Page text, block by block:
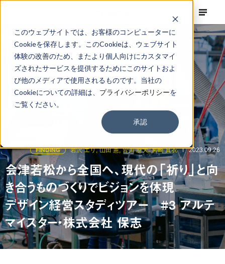
このウェブサイトでは、お客様のコンピューターに
Cookieを保存します。このCookieは、ウェブサイト
体験の改善のため、またより個人向けにカスタマイ
ズされたサービスを提供するためにこのサイトおよ
び他のメディアで使用されるものです。当社の
Cookieについての詳細は、 プライバシーポリシーを
ご覧ください。
承認
FINDING 岩沢 エリ, 山田 憲, 皆川 凌大, 宮崎 真衣 2023.09.26
会津若松から全国へ、現代の「祈り」と向
き合うものづくりでビジョンを体現
デザイン経営スタディツアー #3 アルテ
マイスター・株式会社 保志